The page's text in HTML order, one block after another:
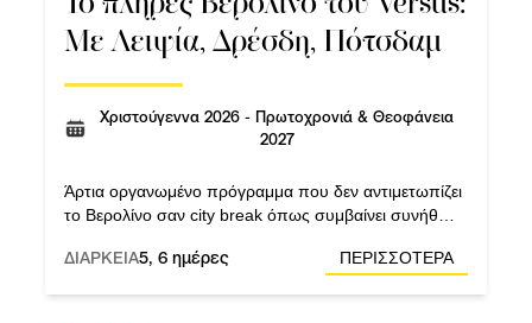
Με Λειψία, Δρέσδη, Πότσδαμ
Χριστούγεννα 2026 - Πρωτοχρονιά & Θεοφάνεια
2027
Άρτια οργανωμένο πρόγραμμα που δεν αντιμετωπίζει
το Βερολίνο σαν city break όπως συμβαίνει συνήθως
ΔΙΑΡΚΕΙΑ5, 6 ημέρες ΠΕΡΙΣΣΟΤΕΡΑ